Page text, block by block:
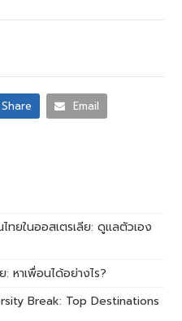
Share Email
ทยในออสเตรเลีย: ดูแลตัวเอง
หาเพื่อนได้อย่างไร?
Break: Top Destinations